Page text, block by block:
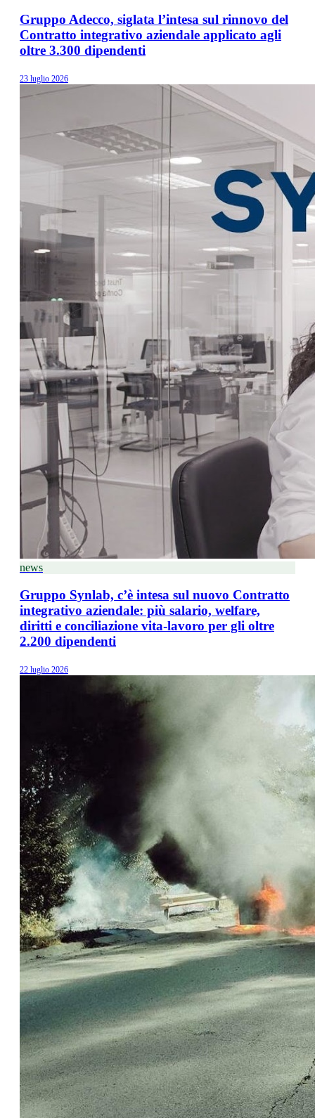
Gruppo Adecco, siglata l’intesa sul rinnovo del
Contratto integrativo aziendale applicato agli
oltre 3.300 dipendenti
23 luglio 2026
news
Gruppo Synlab, c’è intesa sul nuovo Contratto
integrativo aziendale: più salario, welfare,
diritti e conciliazione vita-lavoro per gli oltre
2.200 dipendenti
22 luglio 2026